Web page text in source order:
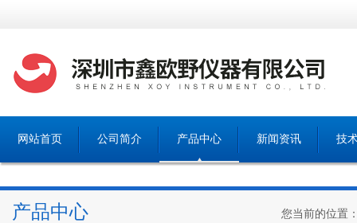
网站首页 公司简介 产品中心 新闻资讯 技
产品中心 您当前的位置